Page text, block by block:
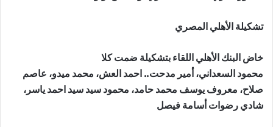
تشكيلة الأهلي المصري
خاض البنك الأهلي اللقاء بتشكيلة ضمت كلا
محمود السعداني، أمير مدحت.. احمد العش، محمد ميدو، عاصم
صلاح، معروف يوسف محمد حامد، محمود سيد سيد احمد ياسر،
شادي رضوات أسامة فيصل